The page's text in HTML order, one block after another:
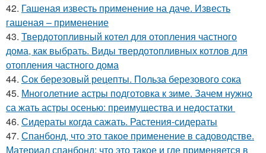
42. Гашеная известь применение на даче. Известь
гашеная – применение
43. Твердотопливный котел для отопления частного
дома, как выбрать. Виды твердотопливных котлов для
отопления частного дома
44. Сок березовый рецепты. Польза березового сока
45. Многолетние астры подготовка к зиме. Зачем нужно
са жать астры осенью: преимущества и недостатки
46. Сидераты когда сажать. Растения-сидераты
47. Спанбонд, что это такое применение в садоводстве.
Материал спанбонд: что это такое и где применяется в